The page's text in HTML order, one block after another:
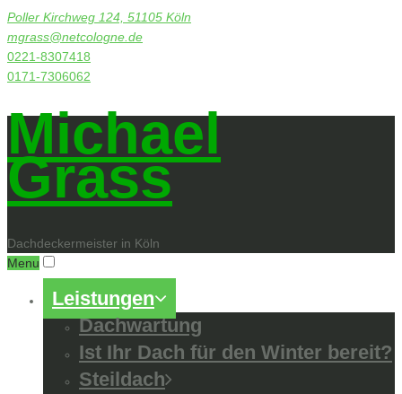
Poller Kirchweg 124, 51105 Köln
mgrass@netcologne.de
0221-8307418
0171-7306062
Michael
Grass
Dachdeckermeister in Köln
Menu
Leistungen
Dachwartung
Ist Ihr Dach für den Winter bereit?
Steildach